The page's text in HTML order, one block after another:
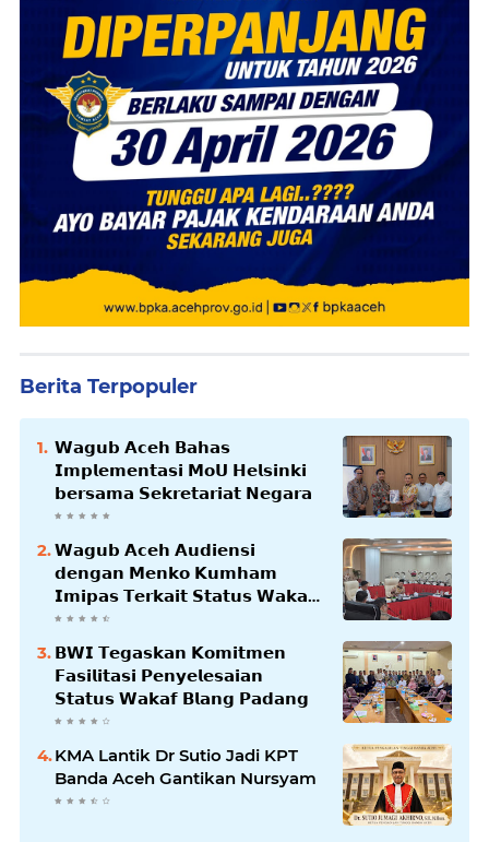
Berita Terpopuler
𝗪𝗮𝗴𝘂𝗯 𝗔𝗰𝗲𝗵 𝗕𝗮𝗵𝗮𝘀
𝗜𝗺𝗽𝗹𝗲𝗺𝗲𝗻𝘁𝗮𝘀𝗶 𝗠𝗼𝗨 𝗛𝗲𝗹𝘀𝗶𝗻𝗸𝗶
𝗯𝗲𝗿𝘀𝗮𝗺𝗮 𝗦𝗲𝗸𝗿𝗲𝘁𝗮𝗿𝗶𝗮𝘁 𝗡𝗲𝗴𝗮𝗿𝗮
𝗪𝗮𝗴𝘂𝗯 𝗔𝗰𝗲𝗵 𝗔𝘂𝗱𝗶𝗲𝗻𝘀𝗶
𝗱𝗲𝗻𝗴𝗮𝗻 𝗠𝗲𝗻𝗸𝗼 𝗞𝘂𝗺𝗵𝗮𝗺
𝗜𝗺𝗶𝗽𝗮𝘀 𝗧𝗲𝗿𝗸𝗮𝗶𝘁 𝗦𝘁𝗮𝘁𝘂𝘀 𝗪𝗮𝗸𝗮𝗳
𝗕𝗹𝗮𝗻𝗴𝗽𝗮𝗱𝗮𝗻𝗴
𝗕𝗪𝗜 𝗧𝗲𝗴𝗮𝘀𝗸𝗮𝗻 𝗞𝗼𝗺𝗶𝘁𝗺𝗲𝗻
𝗙𝗮𝘀𝗶𝗹𝗶𝘁𝗮𝘀𝗶 𝗣𝗲𝗻𝘆𝗲𝗹𝗲𝘀𝗮𝗶𝗮𝗻
𝗦𝘁𝗮𝘁𝘂𝘀 𝗪𝗮𝗸𝗮𝗳 𝗕𝗹𝗮𝗻𝗴 𝗣𝗮𝗱𝗮𝗻𝗴
KMA Lantik Dr Sutio Jadi KPT
Banda Aceh Gantikan Nursyam